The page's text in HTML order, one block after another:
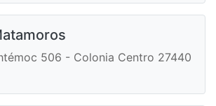
506 - Colonia Centro 27440